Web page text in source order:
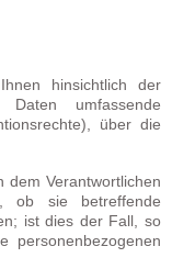
hinsichtlich der
Daten umfassende
über die
dem Verantwortlichen
ob sie betreffende
ist dies der Fall, so